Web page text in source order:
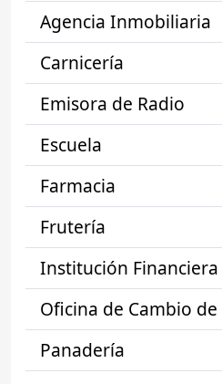
Agencia Inmobiliaria
Carnicería
Emisora de Radio
Escuela
Farmacia
Frutería
Institución Financiera
Oficina de Cambio de
Panadería